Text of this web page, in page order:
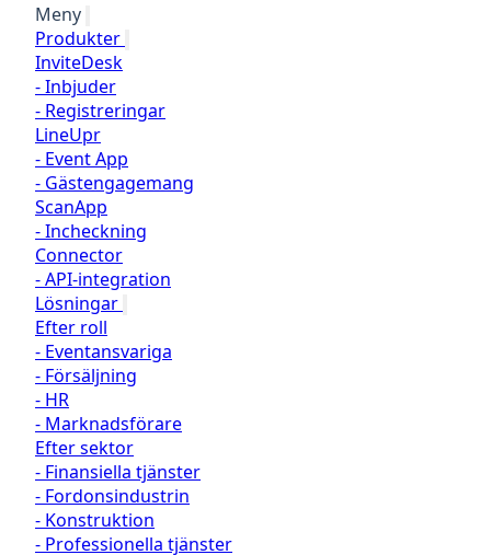
Meny
Produkter
InviteDesk
-Inbjuder
- Registreringar
LineUpr
- Event App
- Gästengagemang
ScanApp
-Incheckning
Connector
-API-integration
Lösningar
Efter roll
- Eventansvariga
- Försäljning
- HR
- Marknadsförare
Efter sektor
- Finansiella tjänster
- Fordonsindustrin
- Konstruktion
- Professionella tjänster